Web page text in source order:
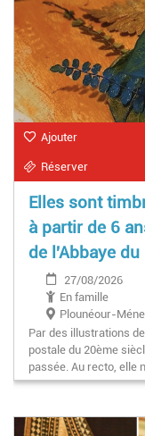
Ajouter
Réserver
Elles sont
à partir de 6
de l'Abbaye du
27/08/2026
En famille
Plounéour-
Par des illustrations
postale du 20ème
passée. Au recto, elle